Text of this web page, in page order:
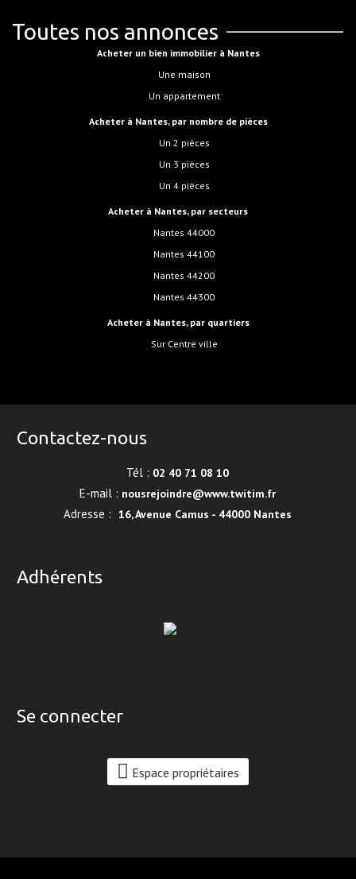
Toutes nos annonces
Acheter un bien immobilier à Nantes
Une maison
Un appartement
Acheter à Nantes, par nombre de pièces
Un 2 pièces
Un 3 pièces
Un 4 pièces
Acheter à Nantes, par secteurs
Nantes 44000
Nantes 44100
Nantes 44200
Nantes 44300
Acheter à Nantes, par quartiers
sur Centre ville
Contactez-nous
Tél : 02 40 71 08 10
E-mail : nousrejoindre@www.twitim.fr
Adresse : 16, Avenue Camus - 44000 Nantes
Adhérents
Se connecter
Espace propriétaires